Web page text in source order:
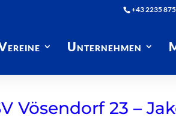
+43 2235
Unternehmen
Vösendorf 23 –